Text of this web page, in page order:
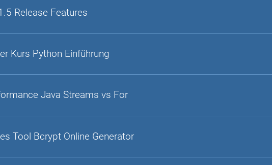
Release Features
Kurs Python Einführung
Java Streams vs For
Tool Bcrypt Online Generator